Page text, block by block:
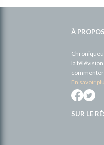
À PROPOS
la
commenter
En savoir
SUR LE